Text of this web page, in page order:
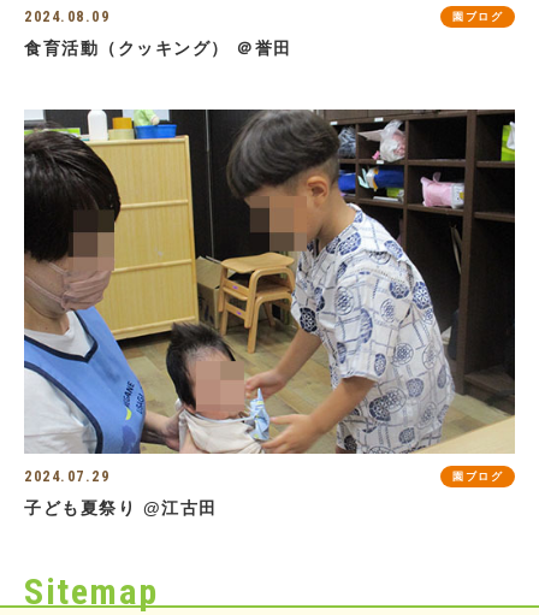
2024.08.09 園ブログ
食育活動（クッキング） ＠誉田
2024.07.29 園ブログ
子ども夏祭り @江古田
Sitemap